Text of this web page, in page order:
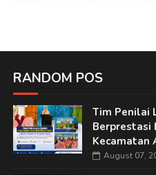
RANDOM POS
Tim Penilai
Berprestasi
Kecamatan
August 07,